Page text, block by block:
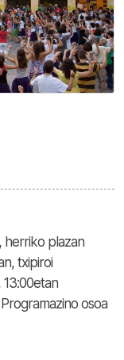
herriko plazan
txipiroi
osoa